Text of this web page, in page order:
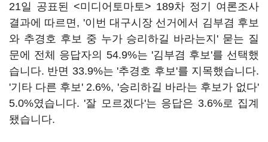
21일 공표된 <미디어토마토> 189차 정기 여론조사
결과에 따르면, '이번 대구시장 선거에서 김부겸 후보
와 추경호 후보 중 누가 승리하길 바라는지' 묻는 질
문에 전체 응답자의 54.9%는 '김부겸 후보'를 선택했
습니다. 반면 33.9%는 '추경호 후보'를 지목했습니다.
'기타 다른 후보' 2.6%, '승리하길 바라는 후보가 없다'
5.0%였습니다. '잘 모르겠다'는 응답은 3.6%로 집계
됐습니다.